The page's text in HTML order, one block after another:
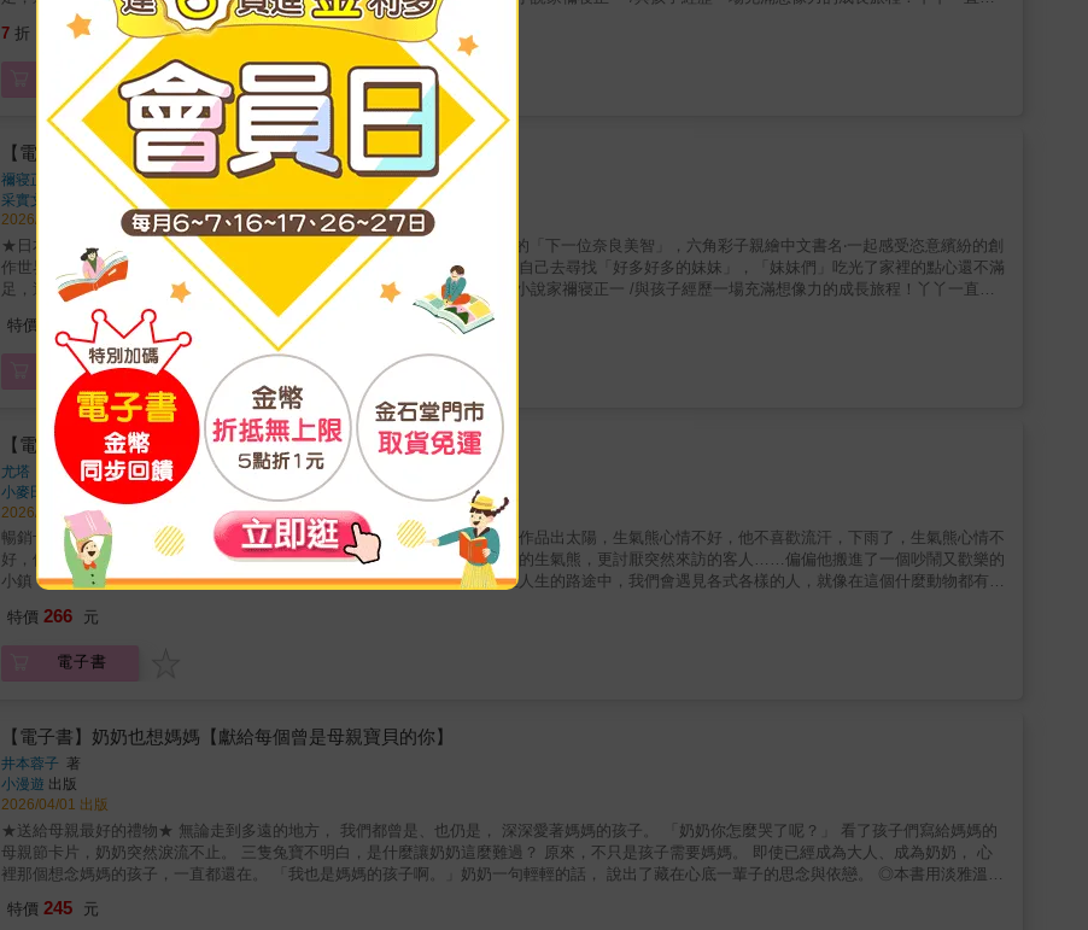
想要有一個妹妹，但媽媽只是笑了笑不以為意。於是她跑到公園，邀請正在玩耍的幾個女孩扮演自己的「妹妹」。在為「妹妹們」準備點心的過程
中，丫丫完全沉浸在當姐姐的喜悅之中。然而，這些食量驚人的「妹妹們」不僅把丫丫家的餅乾、布丁、麵包、番茄全部吃光，甚至開始隨意品嚐
家中各種東西……本繪本的故事原型源自詩人禰寝正一的詩作，禰寝先生的文字充滿節奏與趣味，即便「妹妹們」大肆搗亂，故事的發展始終明快
輕盈，令人會心一笑。而描繪可愛又帶點頑皮氣息的「妹妹們」，則由當代藝術家六角彩子操刀，她以鮮明的色彩與充滿力度的筆觸，將故事的節
奏感進一步放大。現代詩與現代美術在此交會，孕育出一本充滿活力與動感的繪本佳作。▍關於家庭、想像與歡樂，適合親子共讀的幽默繪本 ▍
想要妹妹或弟弟的心情，一直都是孩子們心中的願望。不過，妹妹和弟弟並不總是可愛的，這也是很多姐姐、哥哥們所面臨的現實。吃光家裡的食
物還不夠，要吃掉整個家！這種幽默的情節對孩子有特別的吸引力，讀起來驚奇又有趣。希望有兄弟姐妹、或沒有兄弟姐妹的孩子，都能和丫丫一
起享受這本繪本，也享受與弟弟妹妹相處的幸福與挑戰！透過這本繪本可以陪孩子感受照顧與分享的樂趣，理解界線與規矩的重要，也能引導孩子
討論：「如果家裡有很多妹妹或弟弟，你希望怎麼和大家相處呢？」● 適讀年齡：3～6歲。● 文字附注音。適合親子共讀，也適合孩子自己練習閱
讀。
7 折 特價 224 元
電子書
【電子書】我想要妹妹
禰寝正一
采實文化
2026/04/30 出版
★日本當代藝術家──六角彩子繪本作品首度引進台灣 ★被譽為日本藝術界的「下一位奈良美智」，六角彩子親繪中文書名‧一起感受恣意繽紛的創
作世界！★★想要一個妹妹嗎？小心她吃掉整個家！★★想要妹妹的丫丫，自己去尋找「好多好多的妹妹」，「妹妹們」吃光了家裡的點心還不滿
足，還吃起了牆壁、玻璃、電視機！\ 日本新銳藝術家六角彩子 x 日本詩人小說家禰寝正一 /與孩子經歷一場充滿想像力的成長旅程！丫丫一直很
想要有一個妹妹，但媽媽只是笑了笑不以為意。於是她跑到公園，邀請正在玩耍的幾個女孩扮演自己的「妹妹」。在為「妹妹們」準備點心的過程
中，丫丫完全沉浸在當姐姐的喜悅之中。然而，這些食量驚人的「妹妹們」不僅把丫丫家的餅乾、布丁、麵包、番茄全部吃光，甚至開始隨意品嚐
家中各種東西……本繪本的故事原型源自詩人禰寝正一的詩作，禰寝先生的文字充滿節奏與趣味，即便「妹妹們」大肆搗亂，故事的發展始終明快
輕盈，令人會心一笑。而描繪可愛又帶點頑皮氣息的「妹妹們」，則由當代藝術家六角彩子操刀，她以鮮明的色彩與充滿力度的筆觸，將故事的節
奏感進一步放大。現代詩與現代美術在此交會，孕育出一本充滿活力與動感的繪本佳作。▍關於家庭、想像與歡樂，適合親子共讀的幽默繪本 ▍
想要妹妹或弟弟的心情，一直都是孩子們心中的願望。不過，妹妹和弟弟並不總是可愛的，這也是很多姐姐、哥哥們所面臨的現實。吃光家裡的食
物還不夠，要吃掉整個家！這種幽默的情節對孩子有特別的吸引力，讀起來驚奇又有趣。希望有兄弟姐妹、或沒有兄弟姐妹的孩子，都能和丫丫一
起享受這本繪本，也享受與弟弟妹妹相處的幸福與挑戰！透過這本繪本可以陪孩子感受照顧與分享的樂趣，理解界線與規矩的重要，也能引導孩子
討論：「如果家裡有很多妹妹或弟弟，你希望怎麼和大家相處呢？」● 適讀年齡：3～6歲。● 文字附注音。適合親子共讀，也適合孩子自己練習閱
讀。
特價 元
電子書
【電子書】大吼大叫的生氣熊
尤塔．鮑爾、安妮特．佩恩特著
小麥田
出版
2026/04/02 出版
暢銷十萬冊《大吼大叫的企鵝媽媽》作者國際安徒生獎得主尤塔．鮑爾原創作品出太陽，生氣熊心情不好，他不喜歡流汗，下雨了，生氣熊心情不
好，他不喜歡淋溼，他沒有朋友，總是亂吼亂叫、用力跺腳，討厭所有東西的生氣熊，更討厭突然來訪的客人……偏偏他搬進了一個吵鬧又歡樂的
小鎮！一本獻給偶爾想躲起來、不善表達的孩子，最誠實溫暖的可愛故事在人生的路途中，我們會遇見各式各樣的人，就像在這個什麼動物都有的
過生命中的課題與挑戰。──駱郁芬（臨床心理師、米露谷心理治療所所長）透過這本作品，在單純的享受故事之外，也很適合為情緒素養
在閱讀中梳理安頓自己的情緒吧！──張淑瓊（童書閱讀推廣人） =內容簡介=遇上總是心情不好、用力跺腳、胡亂拔草還大吼大叫的人，該怎麼跟
有蛋糕！」趕走大家。鄰居們都氣呼呼離開了，只有開朗的汀格莉不放棄，再次敲敲門，提議一起做些朋友會做的事，帶他練習「拜訪朋友適當的
方式」。生氣熊雖然抱怨，但還是來到汀格莉的家，汀格莉建議拜訪朋友時，說些好聽的話，例如：「你家很漂亮，很高興來到你家。」生氣熊卻
說自己一點也不高興，還嫌棄汀格莉的家太花俏，一堆亂七八糟的東西。汀格莉給了生氣熊一塊蛋糕與一杯熱可可，希望讓生氣熊有好心情，生氣
熊卻說蛋糕裡有他不喜歡的肉桂。汀格莉只好將蛋糕跟兔子分享，接著來了一大群兔子到汀格莉的家，企鵝也來了，突然被包圍的生氣熊非常不自
在，大吼一句「離我遠一點」後，便頭也不回的跑掉了。面對這位把鄰居拒於門外的生氣熊，大家究竟該如何靠近他？而汀格莉又會用什麼方法，
讓他慢慢融入這個熱鬧的社區呢？總是氣噗噗的生氣熊，最後真的有機會交到真正的朋友嗎？=本書特色=1.國際大獎得主攜手合作本書為國際安
徒生獎得主尤塔．鮑爾原創，德國文學基金會獎得主安妮特．佩恩特撰寫腳本，並由德國圖像小說獎得主約瑟芬妮．馬克繪製，三人攜手打造最有
趣可愛的友情故事。2.正向抒發，告別負面行為生氣熊代表著「不知道怎麼和人相處，有負面外顯行為的孩子」，閱讀時可以引導讀者思考「健康
的情緒發洩方式」，鼓勵孩子練習將衝動、攻擊性的行為，化為更合適的情緒調節技巧。3.如何表達情緒是關鍵情緒沒有好壞，但表達方式會影響
特價 266 元
電子書
【電子書】奶奶也想媽媽【獻給每個曾是母親寶貝的你】
井本蓉子 著
小漫遊 出版
2026/04/01 出版
★送給母親最好的禮物★ 無論走到多遠的地方， 我們都曾是、也仍是， 深深愛著媽媽的孩子。 「奶奶你怎麼哭了呢？」 看了孩子們寫給媽媽的
母親節卡片，奶奶突然淚流不止。 三隻兔寶不明白，是什麼讓奶奶這麼難過？ 原來，不只是孩子需要媽媽。 即使已經成為大人、成為奶奶， 心
裡那個想念媽媽的孩子，一直都還在。 「我也是媽媽的孩子啊。」奶奶一句輕輕的話， 說出了藏在心底一輩子的思念與依戀。 ◎本書用淡雅溫暖
＃附注音 ＃3~6歲親子共讀，7歲以上自己閱讀。 ＃學習領域：家庭關係、情緒教育、生命教育（初階）
特價 245 元